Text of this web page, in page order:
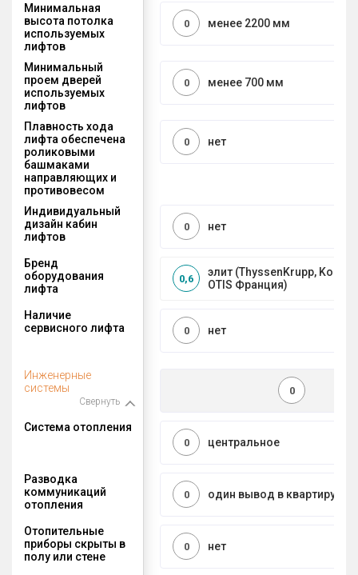
Минимальная
высота потолка
используемых
лифтов
менее 2200 мм
0
Минимальный
проем дверей
используемых
лифтов
менее 700 мм
0
Плавность хода
лифта обеспечена
роликовыми
башмаками
направляющих и
противовесом
нет
0
Индивидуальный
дизайн кабин
лифтов
нет
0
Бренд
оборудования
лифта
элит (ThyssenKrupp, Kone,
OTIS Франция)
0,6
Наличие
сервисного лифта
нет
0
Инженерные
системы
Свернуть
0
Система отопления
центральное
0
Разводка
коммуникаций
отопления
один вывод в квартиру
0
Отопительные
приборы скрыты в
полу или стене
нет
0